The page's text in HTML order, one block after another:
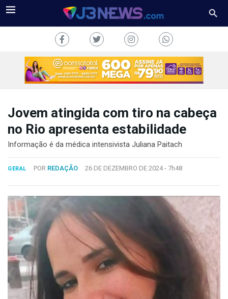
TV
FALE
CONOSCO
Copyright
2024
Desenvolvido
por
Hesea
Tecnologia
Sistemas
Jovem atingida com tiro na cabeça
no Rio apresenta estabilidade
Informação é da médica intensivista Juliana Paitach
GERAL POR REDAÇÃO 26 DE DEZEMBRO DE 2024 - 7h48